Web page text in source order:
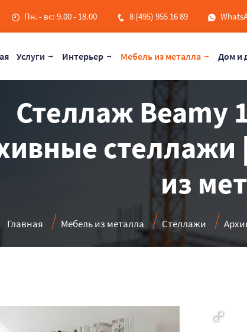
Пн. - вс: 9.00 - 18.00 8 (495) 955 16 89
Услуги Интерьер Мебель из металла Дом и
Стеллаж Beamy
стеллажи
из
Главная Мебель из металла Стеллажи